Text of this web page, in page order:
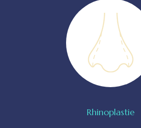
Rhinoplastie